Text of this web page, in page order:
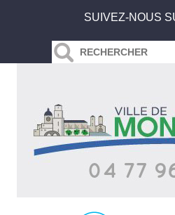
SUIVEZ-NOUS